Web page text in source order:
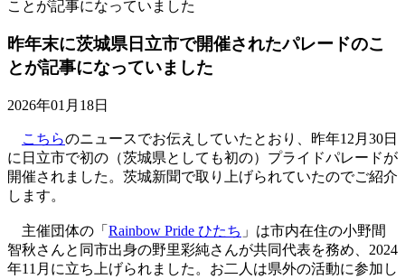
ことが記事になっていました
昨年末に茨城県日立市で開催されたパレードのこ
とが記事になっていました
2026年01月18日
こちらのニュースでお伝えしていたとおり、昨年12月30日
に日立市で初の（茨城県としても初の）プライドパレードが
開催されました。茨城新聞で取り上げられていたのでご紹介
します。
主催団体の「 Rainbow Pride ひたち 」は市内在住の小野間
智秋さんと同市出身の野里彩純さんが共同代表を務め、2024
年11月に立ち上げられました。お二人は県外の活動に参加し